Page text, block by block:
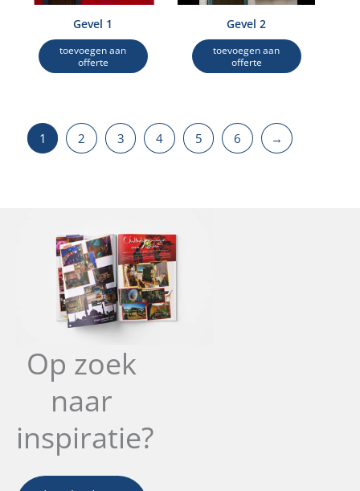
Gevel 1
toevoegen aan
offerte
Gevel 2
toevoegen aan
offerte
1 2 3 4 5 6 →
Op zoek
naar
inspiratie?